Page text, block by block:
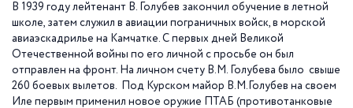
В 1939 году лейтенант В. Голубев закончил обучение в летной
школе, затем служил в авиации пограничных войск, в морской
авиаэскадрилье на Камчатке. С первых дней Великой
Отечественной войны по его личной с просьбе он был
отправлен на фронт. На личном счету В.М. Голубева было свыше
260 боевых вылетов. Под Курском майор В.М.Голубев на своем
Иле первым применил новое оружие ПТАБ (противотанковые